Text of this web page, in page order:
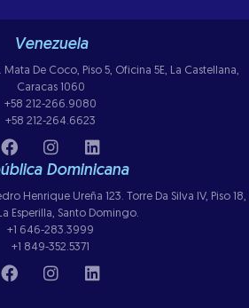
Venezuela
De Coco, Piso 5, Oficina 5E, La Castellana,
Caracas 1060
+58 212-266.9080
+58 212-264.6623
Dominicana
Henrique Ureña 123. Torre Da Silva IV, Piso 18,
Esperilla, Santo Domingo.
+1 646-283.3999
+1 849-352.5371